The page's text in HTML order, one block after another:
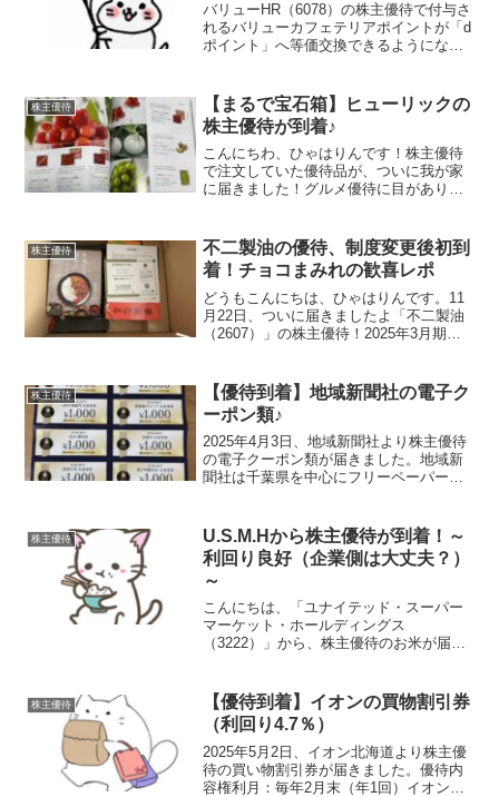
バリューHR（6078）の株主優待で付与さ
れるバリューカフェテリアポイントが「d
ポイント」へ等価交換できるようになり
優待内容毎年12月末時点の株主を対象に
バリューカフェ...
株主優待
【まるで宝石箱】ヒューリックの
株主優待が到着♪
こんにちわ、ひゃはりんです！株主優待
で注文していた優待品が、ついに我が家
に届きました！グルメ優待に目がありま
「佐藤錦」！箱を開けるとびっしりと詰
まった宝石たち。おいし...
株主優待
不二製油の優待、制度変更後初到
着！チョコまみれの歓喜レポ
どうもこんにちは、ひゃはりんです。11
月22日、ついに届きましたよ「不二製油
（2607）」の株主優待！2025年3月期の
回便です新制度の内容をざっくりチェッ
ク今年からの...
株主優待
【優待到着】地域新聞社の電子ク
ーポン類♪
2025年4月3日、地域新聞社より株主優待
の電子クーポン類が届きました。地域新
聞社は千葉県を中心にフリーペーパー
や発展に貢献することを目指していま
す。初取得の優待です＞...
株主優待
U.S.M.Hから株主優待が到着！～
利回り良好（企業側は大丈夫？）
～
こんにちは、「ユナイテッド・スーパー
マーケット・ホールディングス
（3222）」から、株主優待のお米が届き
感覚的にはスーパーで1,600円前後といっ
たところでしょうか...
株主優待
【優待到着】イオンの買物割引券
（利回り4.7％）
2025年5月2日、イオン北海道より株主優
待の買い物割引券が届きました。優待内
容権利月：毎年2月末（年1回）イオンな